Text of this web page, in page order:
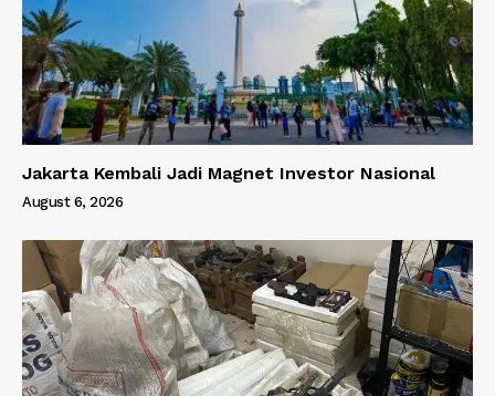
Jakarta Kembali Jadi Magnet Investor Nasional
August 6, 2026